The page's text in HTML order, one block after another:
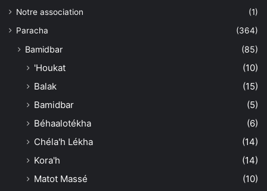
Notre association
(1)
Paracha
(364)
Bamidbar (85)
'Houkat
(10)
Balak
(15)
Bamidbar
(5)
Béhaalotékha
(6)
Chéla'h Lékha
(14)
Kora'h
(14)
Matot Massé
(10)